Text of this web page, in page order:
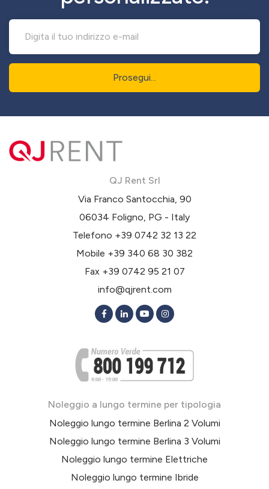
Prosegui...
QJ Rent Srl
Via Franco Santocchia, 90
06034 Foligno, PG - Italy
Telefono +39 0742 32 13 22
Mobile +39 340 68 30 382
Fax +39 0742 95 21 07
info@qjrent.com
Noleggio a lungo termine per tipologia
Noleggio lungo termine Berlina 2 Volumi
Noleggio lungo termine Berlina 3 Volumi
Noleggio lungo termine Elettriche
Noleggio lungo termine Ibride